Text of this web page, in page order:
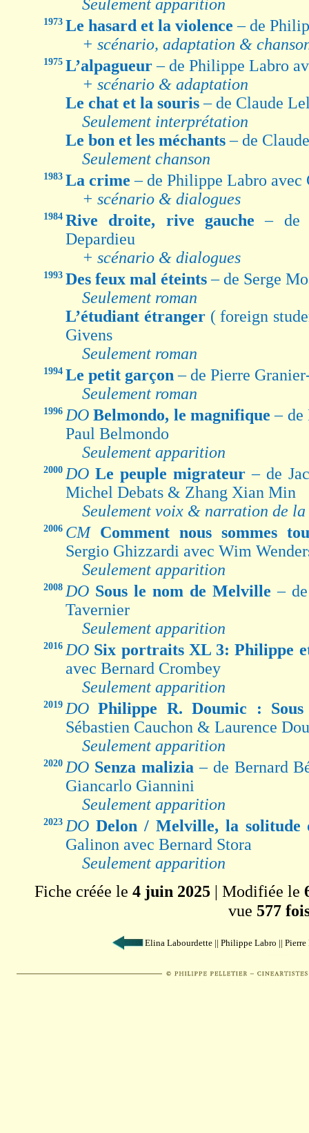
Seulement apparition
1973 Le hasard et la violence– de
+ scénario, adaptation &
1975 L’alpagueur– de Philippe Labro
+ scénario & adaptation
Le chat et la souris– de Claude
Seulement interprétation
Le bon et les méchants– de
Seulement chanson
1983 La crime– de Philippe Labro avec
+ scénario & dialogues
1984 Rive droite, rive gauche– de
Depardieu
+ scénario & dialogues
1993 Des feux mal éteints– de Serge
Seulement roman
L’étudiant étranger ( foreign
Givens
Seulement roman
1994 Le petit garçon– de Pierre
Seulement roman
1996 DO Belmondo, le magnifique– de
Paul Belmondo
Seulement apparition
2000 DO Le peuple migrateur– de
Michel Debats & Zhang Xian Min
Seulement voix & narration de
2006 CM Comment nous sommes
Sergio Ghizzardi avec Wim
Seulement apparition
2008 DO Sous le nom de Melville–
Tavernier
Seulement apparition
2016 DO Six portraits XL 3: Philippe
avec Bernard Crombey
Seulement apparition
2019 DO Philippe R. Doumic :
Sébastien Cauchon & Laurence
Seulement apparition
2020 DO Senza malizia– de Bernard
Giancarlo Giannini
Seulement apparition
2023 DO Delon / Melville, la solitude
Galinon avec Bernard Stora
Seulement apparition
Fiche créée le 4 juin 2025 | Modifiée le
vue 577
Elina Labourdette || Philippe Labro || Pierre